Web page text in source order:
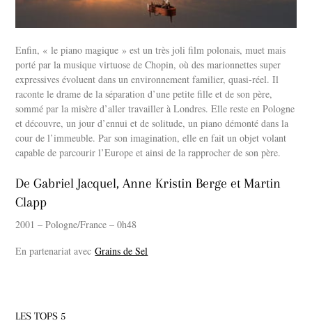
Enfin, « le piano magique » est un très joli film polonais, muet mais
porté par la musique virtuose de Chopin, où des marionnettes super
expressives évoluent dans un environnement familier, quasi-réel. Il
raconte le drame de la séparation d’une petite fille et de son père,
sommé par la misère d’aller travailler à Londres. Elle reste en Pologne
et découvre, un jour d’ennui et de solitude, un piano démonté dans la
cour de l’immeuble. Par son imagination, elle en fait un objet volant
capable de parcourir l’Europe et ainsi de la rapprocher de son père.
De Gabriel Jacquel, Anne Kristin Berge et Martin
Clapp
2001 – Pologne/France – 0h48
En partenariat avecGrains de Sel
LES TOPS 5